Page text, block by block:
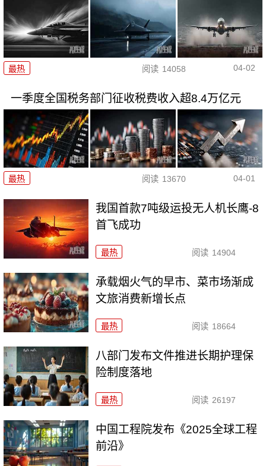
最热 阅读 14058 04-02
一季度全国税务部门征收税费收入超8.4万亿元
最热 阅读 13670 04-01
我国首款7吨级运投无人机长鹰-8
首飞成功
最热 阅读 14904
承载烟火气的早市、菜市场渐成
文旅消费新增长点
最热 阅读 18664
八部门发布文件推进长期护理保
险制度落地
最热 阅读 26197
中国工程院发布《2025全球工程
前沿》